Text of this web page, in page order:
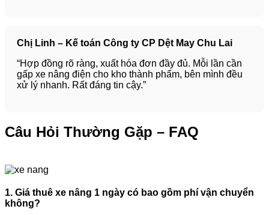
Chị Linh – Kế toán Công ty CP Dệt May Chu Lai
“Hợp đồng rõ ràng, xuất hóa đơn đầy đủ. Mỗi lần cần
gấp xe nâng điện cho kho thành phẩm, bên mình đều
xử lý nhanh. Rất đáng tin cậy.”
Câu Hỏi Thường Gặp – FAQ
1. Giá thuê xe nâng 1 ngày có bao gồm phí vận chuyển
không?